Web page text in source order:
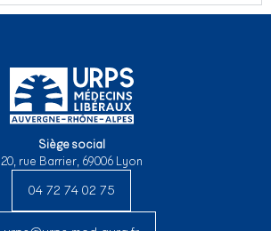
Siège social
20, rue Barrier, 69006 Lyon
04 72 74 02 75